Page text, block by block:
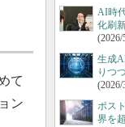
て
ン
AI時
化刷
(2026/
生成
りつ
(2026/
ポス
界を